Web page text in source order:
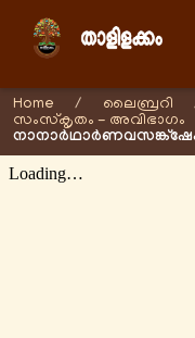
Home / ലൈബ്രറി
സംസ്കൃതം - അവിഭാഗം